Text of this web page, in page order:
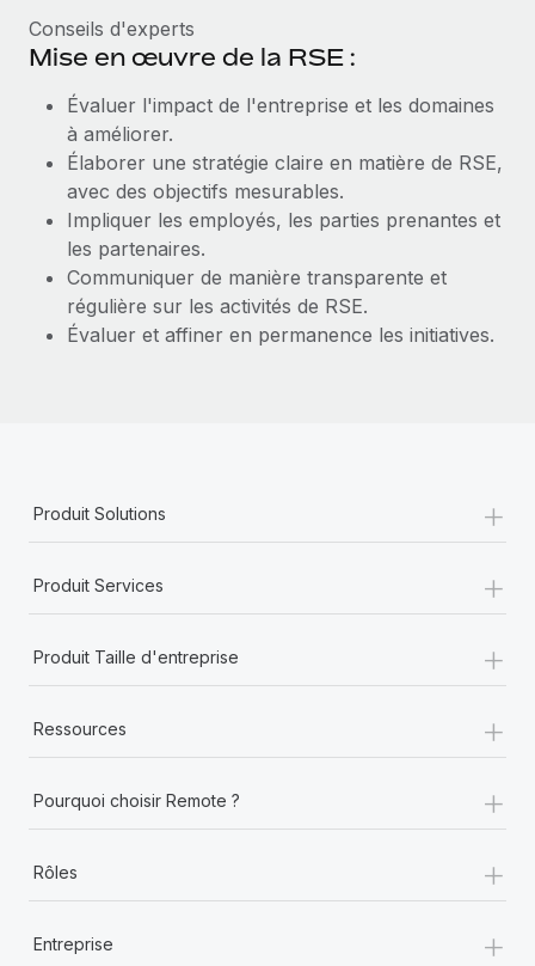
Conseils d'experts
Mise en œuvre de la RSE :
Évaluer l'impact de l'entreprise et les domaines
à améliorer.
Élaborer une stratégie claire en matière de RSE,
avec des objectifs mesurables.
Impliquer les employés, les parties prenantes et
les partenaires.
Communiquer de manière transparente et
régulière sur les activités de RSE.
Évaluer et affiner en permanence les initiatives.
Produit Solutions +
Produit Services +
Produit Taille d'entreprise +
Ressources +
Pourquoi choisir Remote ? +
Rôles +
Entreprise +